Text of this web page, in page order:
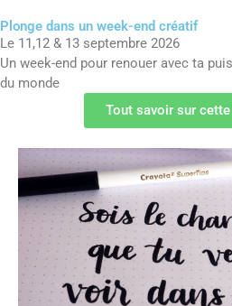
Plonge dans un week-end créatif
Le 11, 12, 13 sept 2026
Tout savoir sur cette immersion
Plonge dans un week-end créatif
Le 11,12 & 13 septembre 2026
Un week-end pour renouer avec ta
du monde
Tout savoir sur